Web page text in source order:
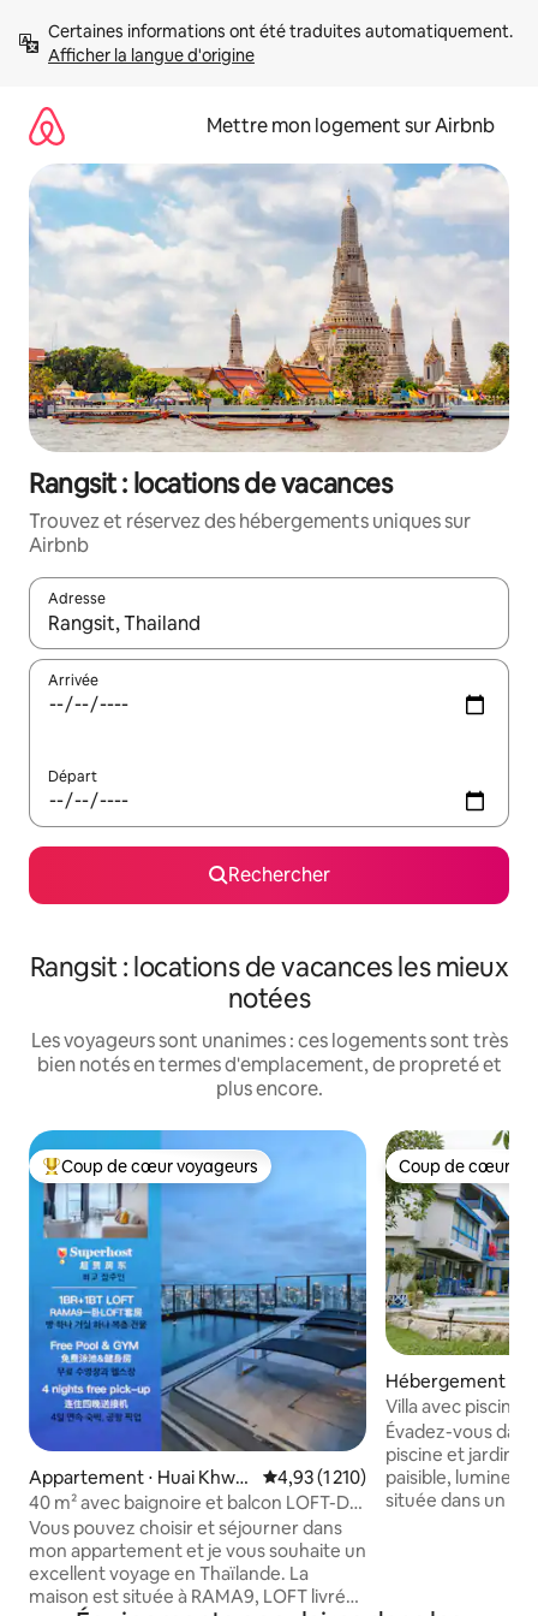
directement
Afficher la langue d'origine
Mettre mon logement sur Airbnb
Rangsit : locations de vacances
Trouvez et réservez des hébergements uniques sur
Airbnb
Adresse
Lorsque les résultats s'affichent, utilisez les flèches vers le
Arrivée
Départ
Rechercher
Rangsit : locations de vacances les mieux
notées
Les voyageurs sont unanimes : ces logements sont très
bien notés en termes d'emplacement, de propreté et
plus encore.
Coups de cœur voyageurs les plus appréciés
Coup de cœur voyageurs
Appartement ⋅ Huai Khwa
ng
Évaluation moyenne sur la base
4,93 (1 210)
40 m² avec baignoire et balcon LOFT-D4
/ 3 personnes / piscine sur le toit / près
de RCA / près du marché de nuit du train
/ près de Tonglor
Vous pouvez choisir et séjourner dans
mon appartement et je vous souhaite un
excellent voyage en Thaïlande. La
maison est située à RAMA9, LOFT livré
Coup de cœur
Coup de cœur
Hébergement ⋅
Villa avec piscine
karaoké, 10
Évadez-vous
piscine et jardin
paisible,
située dans un